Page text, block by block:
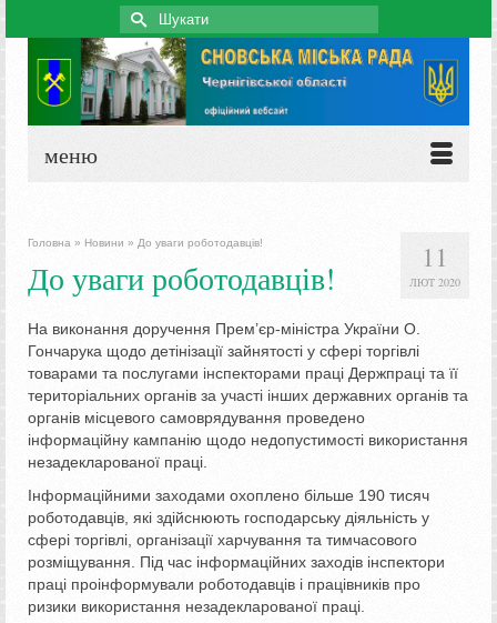
Search
for:
меню
11
ЛЮТ 2020
Головна » Новини » До уваги роботодавців!
До уваги роботодавців!
На виконання доручення Прем’єр-міністра України О.
Гончарука щодо детінізації зайнятості у сфері торгівлі
товарами та послугами інспекторами праці Держпраці та її
територіальних органів за участі інших державних органів та
органів місцевого самоврядування проведено
інформаційну кампанію щодо недопустимості використання
незадекларованої праці.
Інформаційними заходами охоплено більше 190 тисяч
роботодавців, які здійснюють господарську діяльність у
сфері торгівлі, організації харчування та тимчасового
розміщування. Під час інформаційних заходів інспектори
праці проінформували роботодавців і працівників про
ризики використання незадекларованої праці.